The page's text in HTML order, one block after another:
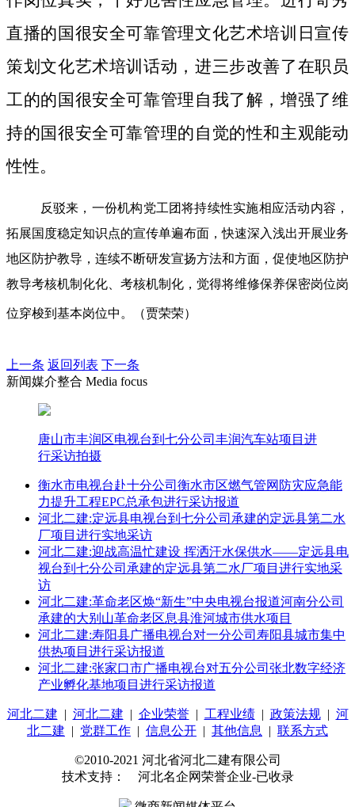
直播的国很安全可靠管理文化艺术培训日宣传
策划文化艺术培训话动，进三步改善了在职员
工的的国很安全可靠管理自我了解，增强了维
持的国很安全可靠管理的自觉的性和主观能动
性性。
反驳来，一份机构党工团将持续性实施相应活动内容，
拓展国度稳定知识点的宣传单遍布面，快速深入浅出开展业务
地区防护教导，连续不断研发宣扬方法和方面，促使地区防护
教导考核机制化化、考核机制化，觉得将维修保养保密岗位岗
位穿梭到基本岗位中。（贾荣荣）
上一条 返回列表 下一条
新闻媒介整合 Media focus
唐山市丰润区电视台到七分公司丰润汽车站项目进
行采访拍摄
衡水市电视台赴十分公司衡水市区燃气管网防灾应急能
力提升工程EPC总承包进行采访报道
河北二建:定远县电视台到七分公司承建的定远县第二水
厂项目进行实地采访
河北二建:迎战高温忙建设 挥洒汗水保供水——定远县电
视台到七分公司承建的定远县第二水厂项目进行实地采
访
河北二建:革命老区焕“新生”中央电视台报道河南分公司
承建的大别山革命老区息县淮河城市供水项目
河北二建:寿阳县广播电视台对一分公司寿阳县城市集中
供热项目进行采访报道
河北二建:张家口市广播电视台对五分公司张北数字经济
产业孵化基地项目进行采访报道
河北二建 | 河北二建 | 企业荣誉| 工程业绩| 政策法规| 河
北二建 | 党群工作 | 信息公开 | 其他信息 | 联系方式
©2010-2021 河北省河北二建有限公司
技术支持： 河北名企网荣誉企业-已收录